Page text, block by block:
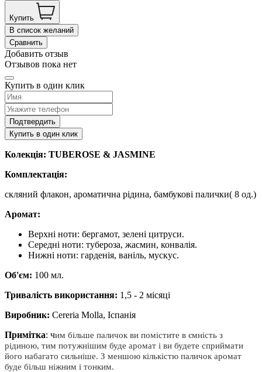
Купить
В список желаний
Сравнить
Добавить отзыв
Отзывов пока нет
Купить в один клик
Подтвердить
Купить в один клик
Колекція: TUBEROSE & JASMINE
Комплектація:
скляний флакон, ароматична рідина, бамбукові палички( 8 од.)
Аромат:
Верхні ноти: бергамот, зелені цитруси.
Середні ноти: тубероза, жасмин, конвалія.
Нижні ноти: гарденія, ваніль, мускус.
Об'єм: 100 мл.
Тривалість використання: 1,5 - 2 місяці
Виробник: Cereria Molla, Іспанія
Примітка: чим більше паличок ви помістите в ємність з
рідиною, тим потужнішим буде аромат і ви будете сприймати
його набагато сильніше. З меншою кількістю паличок аромат
буде більш ніжним і тонким.